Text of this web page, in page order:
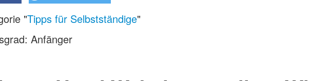
"Tipps für Selbstständige"
Anfänger